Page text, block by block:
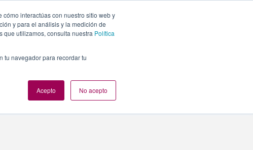
interactúas con nuestro sitio web y
y para el análisis y la medición de
que utilizamos, consulta nuestra Política
tu navegador para recordar tu
Acepto No acepto
PLANES NUESTROS EVENTOS